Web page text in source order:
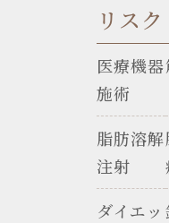
リス
医療機器
施術
脂肪溶解
注射
ダイエッ